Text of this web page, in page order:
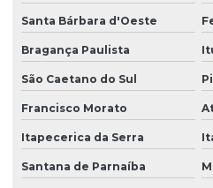
Laudo de insalubridade nr 15
Laudo insalubridade e
Laudo de insalubridade e
Laudo de insalubridade para
Laudo de instalações elétricas nr10
Laudo ltcat valor
Santa Bárbara d'Oeste
Bragança Paulista
São Caetano do Sul
Francisco Morato
Itapecerica da Serra
Santana de Parnaíba